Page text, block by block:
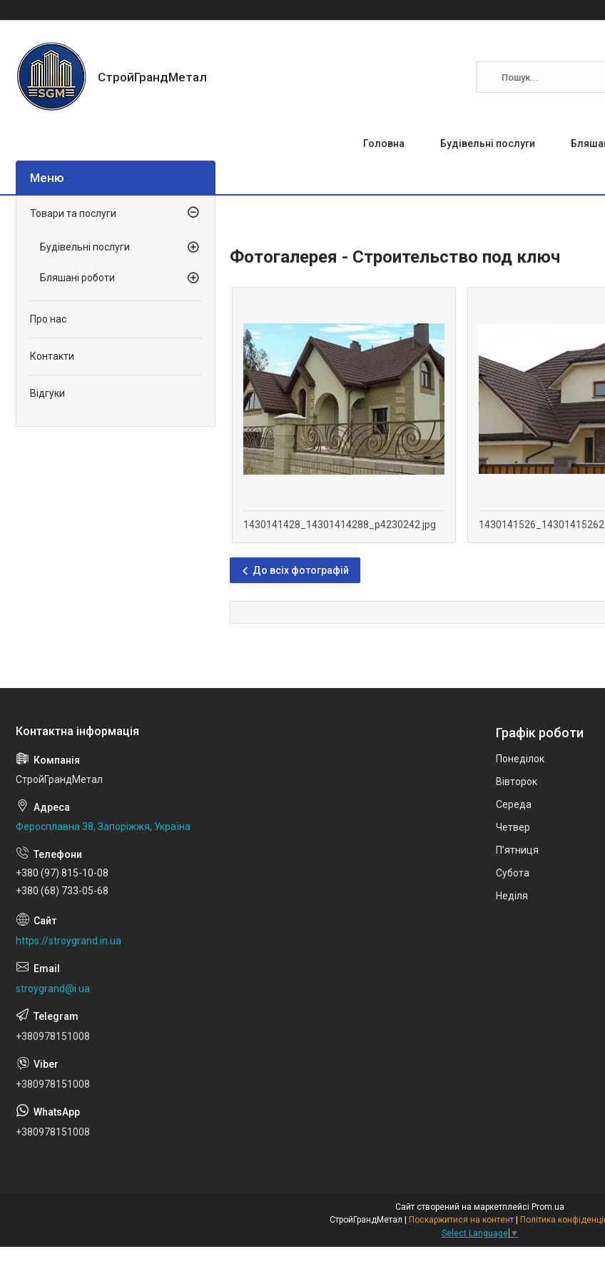
СтройГрандМетал
Головна Будівельні послуги
Фотогалерея - Строительство под ключ
1430141428_14301414288_p4230242.jpg
До всіх фотографій
Товари та послуги
Будівельні послуги
Бляшані роботи
Про нас
Контакти
Відгуки
СтройГрандМетал
Феросплавна 38, Запоріжжя, Україна
+380 (97) 815-10-08
+380 (68) 733-05-68
https://stroygrand.in.ua
stroygrand@i.ua
+380978151008
+380978151008
+380978151008
Графік роботи
Понеділок
Вівторок
Середа
Четвер
Пʼятниця
Субота
Неділя
Сайт створений на маркетплейсі Prom.ua
Поскаржитися на контент
Політика
Select Language ▼